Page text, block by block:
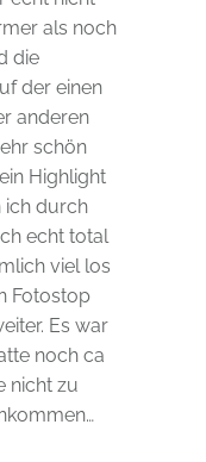
als noch
die
der einen
anderen
schön
Highlight
ich durch
echt total
viel los
Fotostop
Es war
noch ca
nicht zu